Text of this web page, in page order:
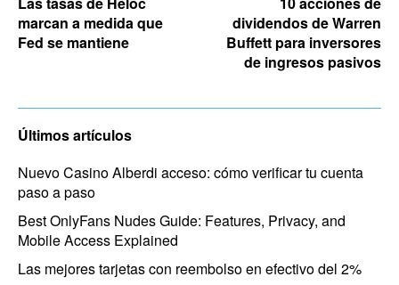
marcan a medida que
Fed se mantiene
dividendos de Warren
Buffett para inversores
de ingresos pasivos
Últimos artículos
Nuevo Casino Alberdi acceso: cómo verificar tu cuenta
paso a paso
Best OnlyFans Nudes Guide: Features, Privacy, and
Mobile Access Explained
Las mejores tarjetas con reembolso en efectivo del 2%